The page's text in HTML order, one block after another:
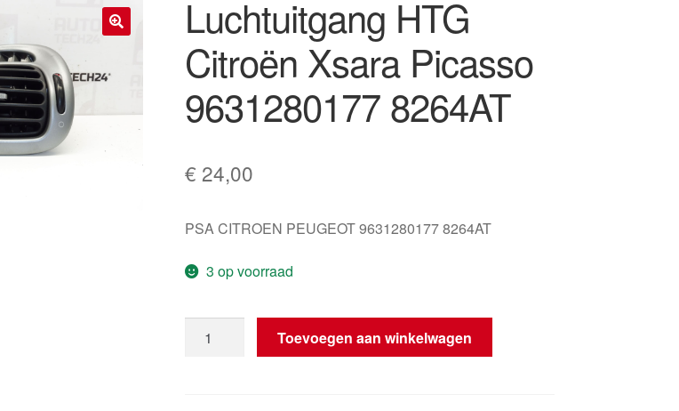
Luchtuitgang HTG
Citroën Xsara Picasso
9631280177 8264AT
€ 24,00
PSA CITROEN PEUGEOT 9631280177 8264AT
3 op voorraad
HTG
Toevoegen aan winkelwagen